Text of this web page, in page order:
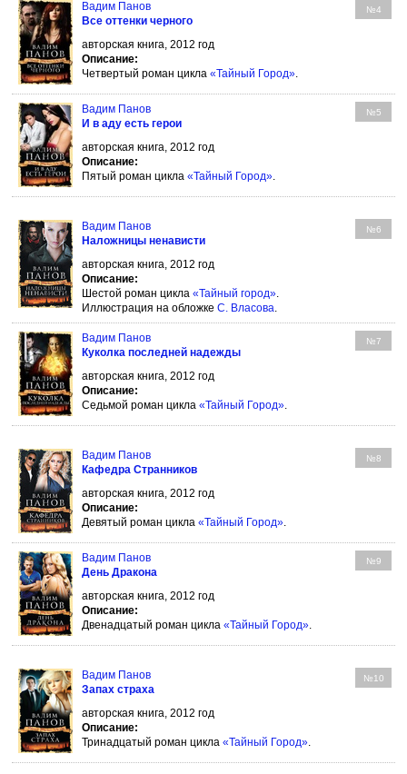
Вадим Панов №4
Все оттенки черного
авторская книга, 2012 год
Описание:
Четвертый роман цикла «Тайный Город».
Вадим Панов №5
И в аду есть герои
авторская книга, 2012 год
Описание:
Пятый роман цикла «Тайный Город».
Вадим Панов №6
Наложницы ненависти
авторская книга, 2012 год
Описание:
Шестой роман цикла «Тайный город».
Иллюстрация на обложке С. Власова.
Вадим Панов №7
Куколка последней надежды
авторская книга, 2012 год
Описание:
Седьмой роман цикла «Тайный Город».
Вадим Панов №8
Кафедра Странников
авторская книга, 2012 год
Описание:
Девятый роман цикла «Тайный Город».
Вадим Панов №9
День Дракона
авторская книга, 2012 год
Описание:
Двенадцатый роман цикла «Тайный Город».
Вадим Панов №10
Запах страха
авторская книга, 2012 год
Описание:
Тринадцатый роман цикла «Тайный Город».